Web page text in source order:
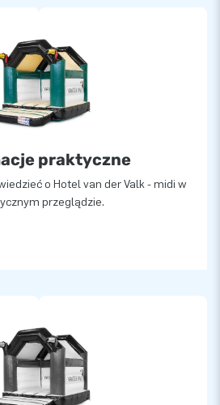
praktyczne
o Hotel van der Valk - midi w
przeglądzie.